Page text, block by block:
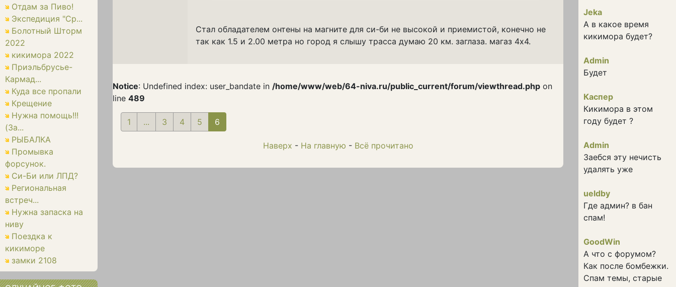
Отдам за Пиво!
Экспедиция "Ср...
Болотный Шторм
2022
кикимора 2022
Приэльбрусье-
Кармад...
Куда все пропали
Крещение
Нужна помощь!!!
(За...
РЫБАЛКА
Промывка
форсунок.
Си-Би или ЛПД?
Региональная
встреч...
Нужна запаска на
ниву
Поездка к
кикиморе
замки 2108
Стал обладателем онтены на магните для си-би не высокой и приемистой, конечно не
так как 1.5 и 2.00 метра но город я слышу трасса думаю 20 км. заглаза. магаз 4х4.
Notice: Undefined index: user_bandate in /home/www/web/64-niva.ru/public_current/forum/viewthread.php on
line 489
1 ... 3 4 5 6
Наверх - На главную - Всё прочитано
Jeka
А в какое время
кикимора будет?
Admin
Будет
Каспер
Кикимора в этом
году будет ?
Admin
Заебся эту нечисть
удалять уже
ueldby
Где админ? в бан
спам!
GoodWin
А что с форумом?
Как после бомбежки.
Спам темы, старые